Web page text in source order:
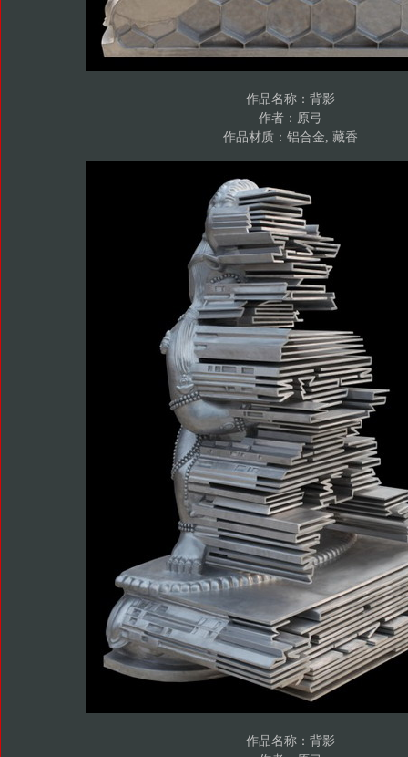
作品名称：背影
作者：原弓
作品材质：铝合金, 藏香
作品名称：背影